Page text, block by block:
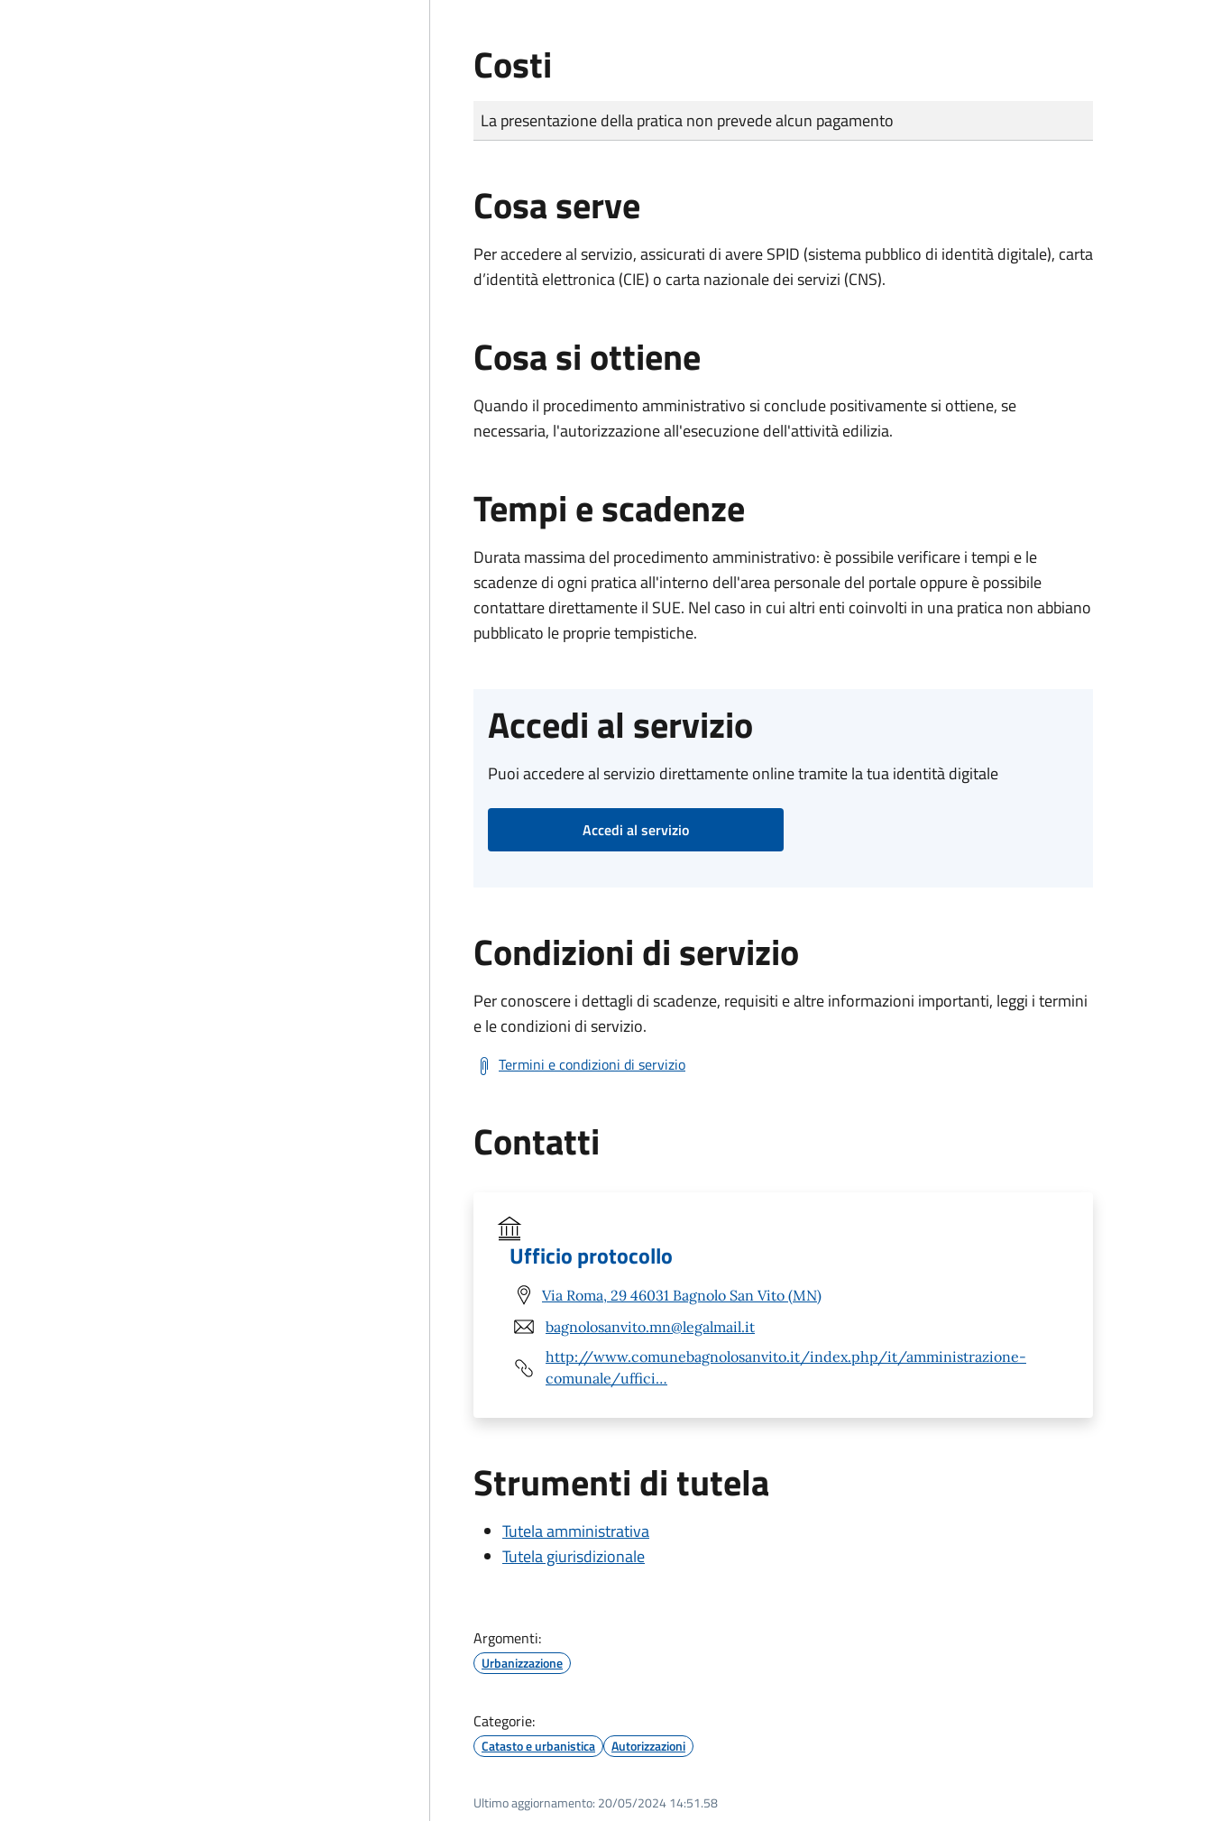
Costi
Tipo di pagamento
Importo
La presentazione della pratica non prevede alcun pagamento
Cosa serve
Per accedere al servizio, assicurati di avere SPID (sistema pubblico di identità digitale), carta
d’identità elettronica (CIE) o carta nazionale dei servizi (CNS).
Cosa si ottiene
Quando il procedimento amministrativo si conclude positivamente si ottiene, se
necessaria, l'autorizzazione all'esecuzione dell'attività edilizia.
Tempi e scadenze
Durata massima del procedimento amministrativo: è possibile verificare i tempi e le
scadenze di ogni pratica all'interno dell'area personale del portale oppure è possibile
contattare direttamente il SUE. Nel caso in cui altri enti coinvolti in una pratica non abbiano
pubblicato le proprie tempistiche.
Accedi al servizio
Puoi accedere al servizio direttamente online tramite la tua identità digitale
Accedi al servizio
Condizioni di servizio
Per conoscere i dettagli di scadenze, requisiti e altre informazioni importanti, leggi i termini
e le condizioni di servizio.
Termini e condizioni di servizio
Contatti
Ufficio protocollo
Via Roma, 29 46031 Bagnolo San Vito (MN)
bagnolosanvito.mn@legalmail.it
http://www.comunebagnolosanvito.it/index.php/it/amministrazione-
comunale/uffici…
Strumenti di tutela
Tutela amministrativa
Tutela giurisdizionale
Argomenti:
Urbanizzazione
Categorie:
Catasto e urbanistica Autorizzazioni
Ultimo aggiornamento: 20/05/2024 14:51.58